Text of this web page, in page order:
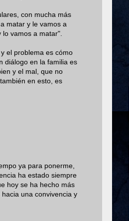
con mucha más
matar y le vamos a
vamos a matar".
el problema es cómo
diálogo en la familia es
y el mal, que no
en esto, es
ya para ponerme,
ha estado siempre
hoy se ha hecho más
una convivencia y